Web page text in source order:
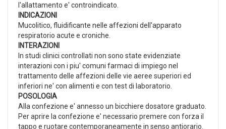
l'allattamento e' controindicato.
INDICAZIONI
Mucolitico, fluidificante nelle affezioni dell'apparato
respiratorio acute e croniche.
INTERAZIONI
In studi clinici controllati non sono state evidenziate
interazioni con i piu' comuni farmaci di impiego nel
trattamento delle affezioni delle vie aeree superiori ed
inferiori ne' con alimenti e con test di laboratorio.
POSOLOGIA
Alla confezione e' annesso un bicchiere dosatore graduato.
Per aprire la confezione e' necessario premere con forza il
tappo e ruotare contemporaneamente in senso antiorario.